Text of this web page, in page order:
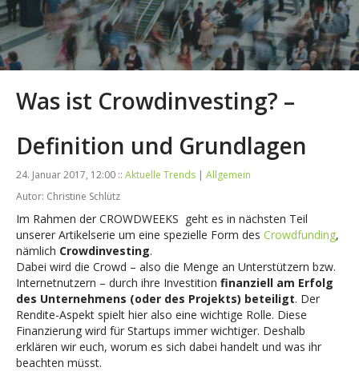
Was ist Crowdinvesting? –
Definition und Grundlagen
24. Januar 2017, 12:00 :: Aktuelle Trends | Allgemein
Autor: Christine Schlütz
Im Rahmen der CROWDWEEKS geht es in nächsten Teil
unserer Artikelserie um eine spezielle Form des Crowdfunding,
nämlich Crowdinvesting.
Dabei wird die Crowd – also die Menge an Unterstützern bzw.
Internetnutzern – durch ihre Investition finanziell am Erfolg
des Unternehmens (oder des Projekts) beteiligt. Der
Rendite-Aspekt spielt hier also eine wichtige Rolle. Diese
Finanzierung wird für Startups immer wichtiger. Deshalb
erklären wir euch, worum es sich dabei handelt und was ihr
beachten müsst.